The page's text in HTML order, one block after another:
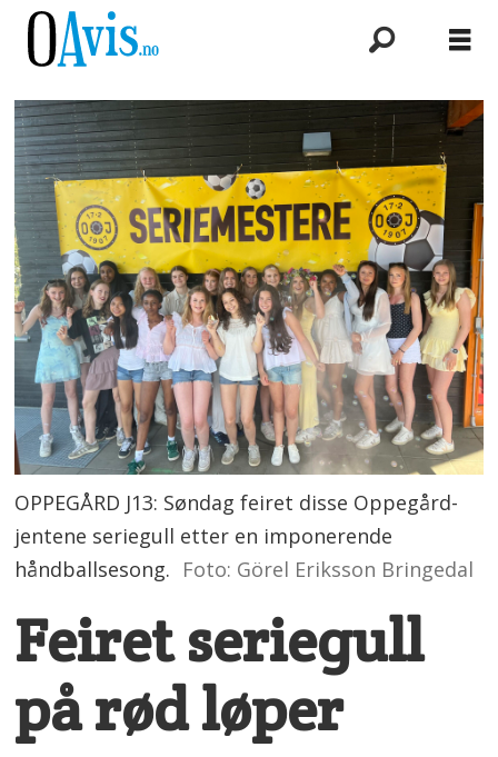
OPPEGÅRD J13: Søndag feiret disse Oppegård-
jentene seriegull etter en imponerende
håndballsesong. Foto: Görel Eriksson Bringedal
Feiret seriegull
på rød løper